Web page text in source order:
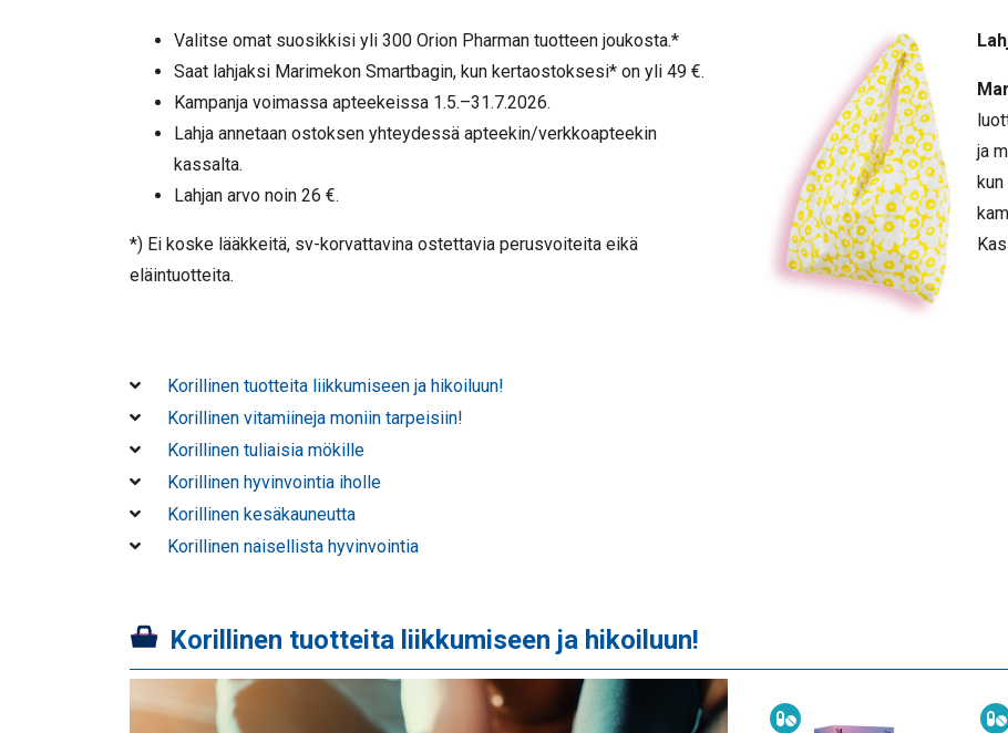
Valitse omat suosikkisi yli 300 Orion Pharman tuotteen joukosta.*
Saat lahjaksi Marimekon Smartbagin, kun kertaostoksesi* on yli 49 €.
Kampanja voimassa apteekeissa 1.5.–31.7.2026.
Lahja annetaan ostoksen yhteydessä apteekin/verkkoapteekin
kassalta.
Lahjan arvo noin 26 €.
*) Ei koske lääkkeitä, sv-korvattavina ostettavia perusvoiteita eikä
eläintuotteita.
ja
Korillinen tuotteita liikkumiseen ja hikoiluun!
Korillinen vitamiineja moniin tarpeisiin!
Korillinen tuliaisia mökille
Korillinen hyvinvointia iholle
Korillinen kesäkauneutta
Korillinen naisellista hyvinvointia
Korillinen tuotteita liikkumiseen ja hikoiluun!
Ravintolisä